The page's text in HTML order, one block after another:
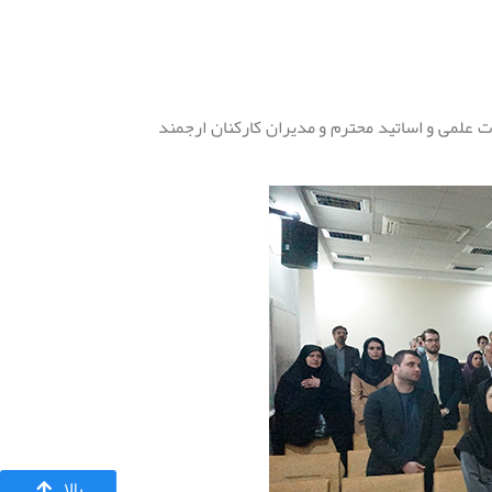
و اساتید محترم و مدیران کارکنان ارجمند